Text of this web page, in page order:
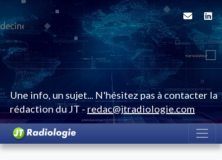
Une info, un sujet... N'hésitez pas à contacter la
rédaction du JT -redac@jtradiologie.com